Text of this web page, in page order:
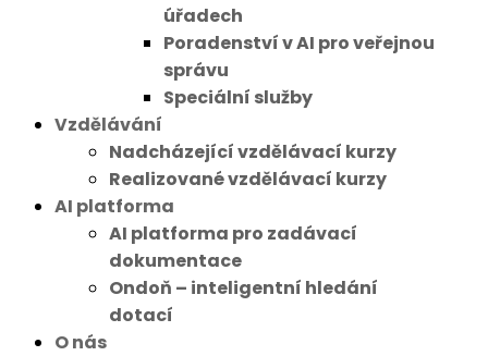
úřadech
Poradenství v AI pro veřejnou
správu
Speciální služby
Vzdělávání
Nadcházející vzdělávací kurzy
Realizované vzdělávací kurzy
AI platforma
AI platforma pro zadávací
dokumentace
Ondoň – inteligentní hledání
dotací
O nás